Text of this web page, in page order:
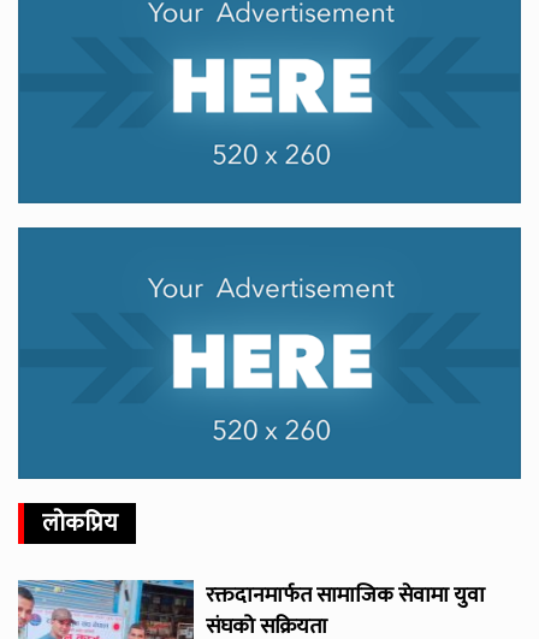
लोकप्रिय
रक्तदानमार्फत सामाजिक सेवामा युवा
संघको सक्रियता